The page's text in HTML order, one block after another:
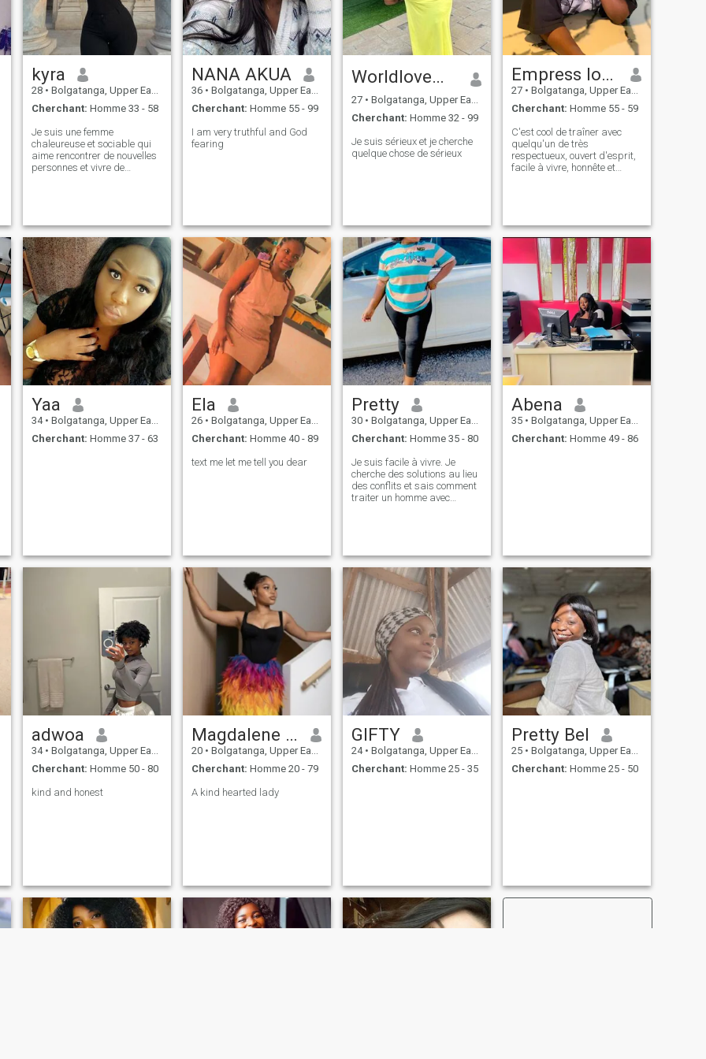
grandir.
donc à la recherche d'un
gentleman.
kyra
28 • Bolgatanga, Upper East, Ghana
Cherchant: Homme 33 - 58
Je suis une femme
chaleureuse et sociable qui
aime rencontrer de nouvelles
personnes et vivre de
paix. Un de mes rêves est
d'avoir un chien avec qui
partager mes aventures
quotidiennes. J'apprécie les
conversations sincères, les
rires et les bons souvenirs
que nous créons ensemble.
Je crois que la vie devient
beaucoup plus significative
quand elle est partagée avec
quelqu'un de spécial. Je suis
ouverte à la découverte de
nouveaux endroits, de
nouvelles cultures et de
je chéris aussi les soirées
tranquilles à la maison en
bonne compagnie.
L'équilibre, la bonté et la
NANA AKUA
36 • Bolgatanga, Upper East, Ghana
Cherchant: Homme 55 - 99
I am very truthful and God
fearing
Worldlove❤️💕💕
27 • Bolgatanga, Upper East, Ghana
Cherchant: Homme 32 - 99
Je suis sérieux et je cherche
quelque chose de sérieux
Empress love
27 • Bolgatanga, Upper East, Ghana
Cherchant: Homme 55 - 59
C'est cool de traîner avec
quelqu'un de très
respectueux, ouvert d'esprit,
facile à vivre, honnête et
Yaa
34 • Bolgatanga, Upper East, Ghana
Cherchant: Homme 37 - 63
Ela
26 • Bolgatanga, Upper East, Ghana
Cherchant: Homme 40 - 89
text me let me tell you dear
Pretty
30 • Bolgatanga, Upper East, Ghana
Cherchant: Homme 35 - 80
Je suis facile à vivre. Je
cherche des solutions au lieu
des conflits et sais comment
traiter un homme avec
intelligente. Je suis
communicative, avec un bon
sens de l'humour. J’aime
sourire et toujours
commencer ma journée de
bonne humeur. Je préfère
dire la vilaine vérité qu'un
doux mensonge.
Abena
35 • Bolgatanga, Upper East, Ghana
Cherchant: Homme 49 - 86
adwoa
34 • Bolgatanga, Upper East, Ghana
Cherchant: Homme 50 - 80
kind and honest
Magdalene Nsoh
20 • Bolgatanga, Upper East, Ghana
Cherchant: Homme 20 - 79
A kind hearted lady
GIFTY
24 • Bolgatanga, Upper East, Ghana
Cherchant: Homme 25 - 35
Pretty Bel
25 • Bolgatanga, Upper East, Ghana
Cherchant: Homme 25 - 50